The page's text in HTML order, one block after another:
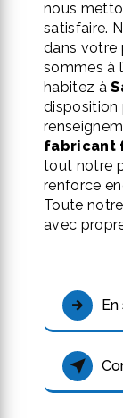
nous
satisfaire.
dans votre
sommes à
habitez à
disposition
fabricant
tout notre
renforce
Toute
avec